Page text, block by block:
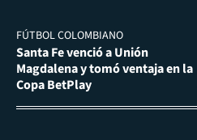
FÚTBOL COLOMBIANO
Santa Fe venció a Unión
Magdalena y tomó ventaja en la
Copa BetPlay